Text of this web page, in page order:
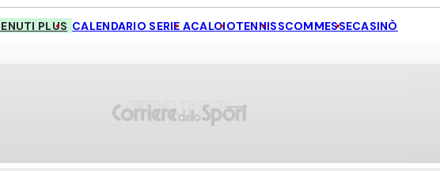
PLUS CALENDARIO SERIE ACALCIOTENNISSCOMMESSECASINÒ